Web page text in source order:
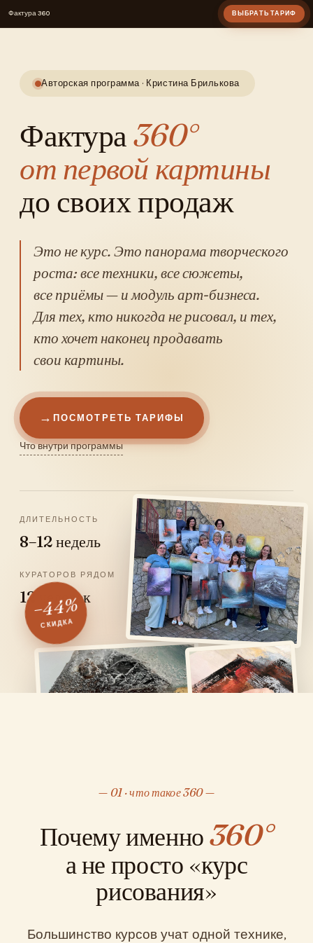
Фактура 360 ВЫБРАТЬ ТАРИФ
Авторская программа · Кристина Брилькова
Фактура360°
от первой картины
до своих продаж
Это не курс. Это панорама творческого
роста: все техники, все сюжеты,
все приёмы — и модуль арт-бизнеса.
Для тех, кто никогда не рисовал, и тех,
кто хочет наконец продавать
свои картины.
ПОСМОТРЕТЬ ТАРИФЫ
Что внутри программы
ДЛИТЕЛЬНОСТЬ
8–12 недель
КАРТИН НА СТЕНЕ
от 4 до 10
КУРАТОРОВ РЯДОМ
12 человек
−44%
СКИДКА
01 · что такое 360
Почему именно 360°
а не просто «курс
рисования»
Большинство курсов учат одной технике,